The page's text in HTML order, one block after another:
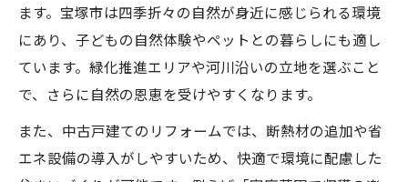
ます。宝塚市は四季折々の自然が身近に感じられる環境
にあり、子どもの自然体験やペットとの暮らしにも適し
ています。緑化推進エリアや河川沿いの立地を選ぶこと
で、さらに自然の恩恵を受けやすくなります。
また、中古戸建てのリフォームでは、断熱材の追加や省
エネ設備の導入がしやすいため、快適で環境に配慮した